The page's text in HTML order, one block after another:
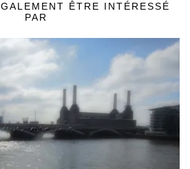
ÊTRE INTÉRESSÉ
PAR